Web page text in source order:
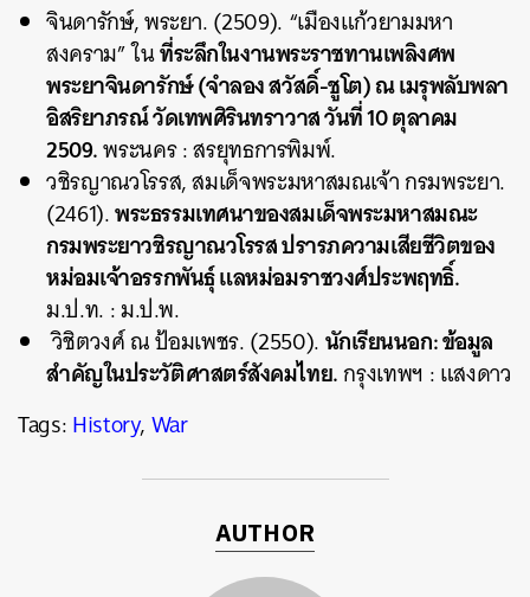
จินดารักษ์, พระยา. (2509). “เมืองแก้วยามมหา
สงคราม” ในที่ระลึกในงานพระราชทานเพลิงศพ
พระยาจินดารักษ์ (จำลอง สวัสดิ์-ชูโต) ณ เมรุพลับพลา
อิสริยาภรณ์ วัดเทพศิรินทราวาส วันที่ 10 ตุลาคม
2509.พระนคร : สรยุทธการพิมพ์.
วชิรญาณวโรรส, สมเด็จพระมหาสมณเจ้า กรมพระยา.
(2461).พระธรรมเทศนาของสมเด็จพระมหาสมณะ
กรมพระยาวชิรญาณวโรรส ปรารภความเสียชีวิตของ
หม่อมเจ้าอรรกพันธุ์ แลหม่อมราชวงศ์ประพฤทธิ์.
ม.ป.ท. : ม.ป.พ.
วิชิตวงศ์ ณ ป้อมเพชร. (2550).นักเรียนนอก: ข้อมูล
สำคัญในประวัติศาสตร์สังคมไทย.กรุงเทพฯ : แสงดาว
Tags:History,War
AUTHOR